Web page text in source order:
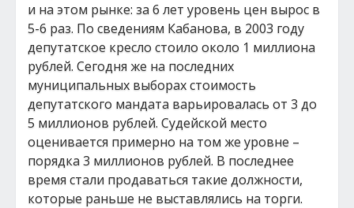
и на этом рынке: за 6 лет уровень цен вырос в
5-6 раз. По сведениям Кабанова, в 2003 году
депутатское кресло стоило около 1 миллиона
рублей. Сегодня же на последних
муниципальных выборах стоимость
депутатского мандата варьировалась от 3 до
5 миллионов рублей. Судейской место
оценивается примерно на том же уровне –
порядка 3 миллионов рублей. В последнее
время стали продаваться такие должности,
которые раньше не выставлялись на торги.